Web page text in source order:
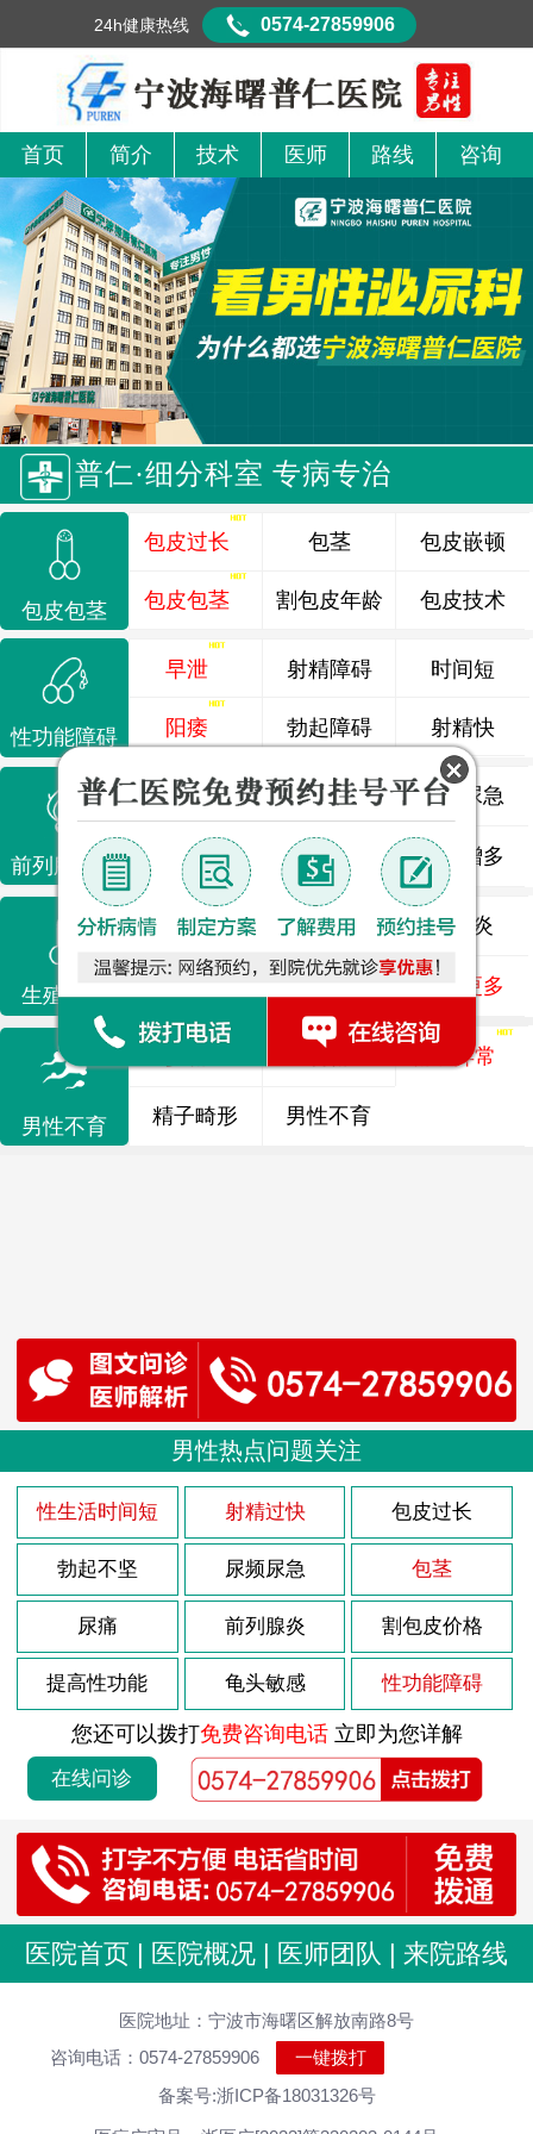
首页 简介 技术 医师 路线 咨询
普仁·细分科室 专病专治
包皮包茎
包皮过长
包皮包茎
包茎
割包皮年龄
包皮嵌顿
包皮技术
性功能障碍
早泄
阳痿
射精障碍
勃起障碍
时间短
射精快
前列腺疾病
前列腺炎 前列腺痛 尿频尿急
前列腺增生 排尿不畅 夜尿增多
生殖感染
龟头炎 睾丸炎 尿道炎
了解更多
男性不育
弱精 精液异常
精子畸形 男性不育
男性热点问题关注
性生活时间短 射精过快 包皮过长
勃起不坚 尿频尿急 包茎
尿痛 前列腺炎 割包皮价格
提高性功能 龟头敏感 性功能障碍
您还可以拨打免费咨询电话立即为您详解
在线问诊
医院首页 | 医院概况 | 医师团队 | 来院路线
医院地址：宁波市海曙区解放南路8号
咨询电话：0574-27859906
一键拨打
备案号:浙ICP备18031326号
24h健康热线 0574-27859906